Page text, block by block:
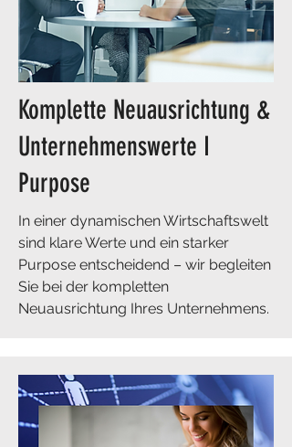
Komplette Neuausrichtung &
Unternehmenswerte I
Purpose
In einer dynamischen Wirtschaftswelt
sind klare Werte und ein starker
Purpose entscheidend – wir begleiten
Sie bei der kompletten
Neuausrichtung Ihres Unternehmens.